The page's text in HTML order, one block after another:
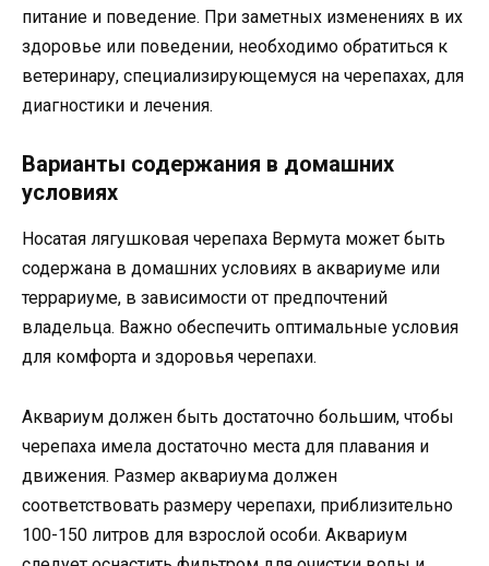
питание и поведение. При заметных изменениях в их
здоровье или поведении, необходимо обратиться к
ветеринару, специализирующемуся на черепахах, для
диагностики и лечения.
Варианты содержания в домашних
условиях
Носатая лягушковая черепаха Вермута может быть
содержана в домашних условиях в аквариуме или
террариуме, в зависимости от предпочтений
владельца. Важно обеспечить оптимальные условия
для комфорта и здоровья черепахи.
Аквариум должен быть достаточно большим, чтобы
черепаха имела достаточно места для плавания и
движения. Размер аквариума должен
соответствовать размеру черепахи, приблизительно
100-150 литров для взрослой особи. Аквариум